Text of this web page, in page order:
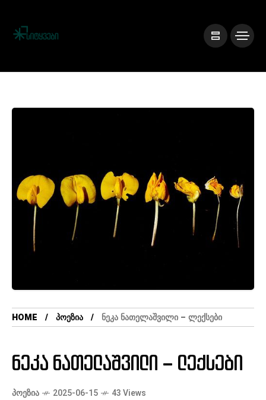
HOME ᲞᲝᲔᲖᲘᲐ ᲜᲔᲙᲐ ᲜᲐᲗᲔᲚᲐᲨᲕᲘᲚᲘ – ᲚᲔᲥᲡᲔᲑᲘ
ნეკა ნათელაშვილი – ლექსები
ᲞᲝᲔᲖᲘᲐ 2025-06-15 43 Views